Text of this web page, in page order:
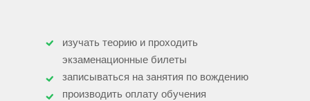
изучать теорию и проходить
экзаменационные билеты
записываться на занятия по вождению
производить оплату обучения